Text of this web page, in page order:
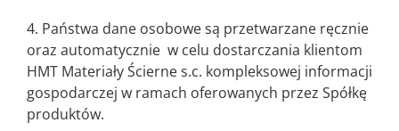
4. Państwa dane osobowe są przetwarzane ręcznie
oraz automatycznie w celu dostarczania klientom
HMT Materiały Ścierne s.c. kompleksowej informacji
gospodarczej w ramach oferowanych przez Spółkę
produktów.